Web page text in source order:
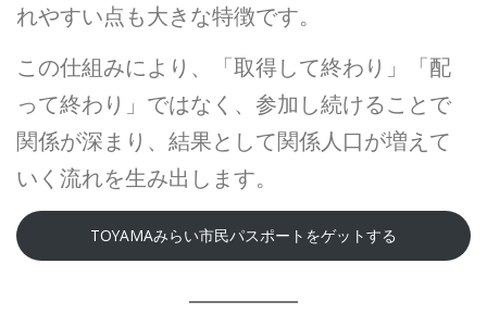
れやすい点も大きな特徴です。
この仕組みにより、「取得して終わり」「配
って終わり」ではなく、参加し続けることで
関係が深まり、結果として関係人口が増えて
いく流れを生み出します。
TOYAMAみらい市民パスポートをゲットする